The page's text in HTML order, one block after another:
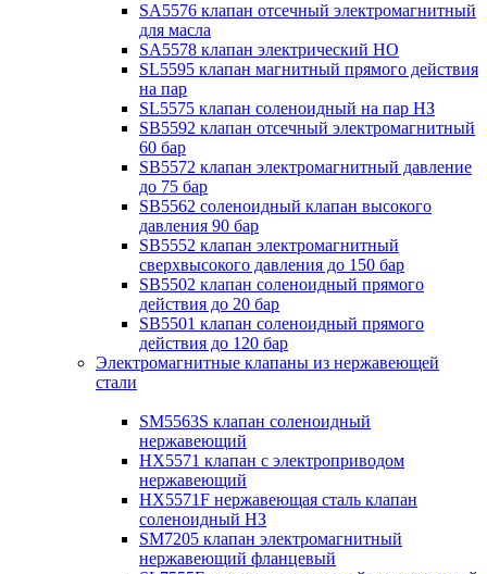
SA5576 клапан отсечный электромагнитный
для масла
SA5578 клапан электрический НО
SL5595 клапан магнитный прямого действия
на пар
SL5575 клапан соленоидный на пар НЗ
SB5592 клапан отсечный электромагнитный
60 бар
SB5572 клапан электромагнитный давление
до 75 бар
SB5562 соленоидный клапан высокого
давления 90 бар
SB5552 клапан электромагнитный
сверхвысокого давления до 150 бар
SB5502 клапан соленоидный прямого
действия до 20 бар
SB5501 клапан соленоидный прямого
действия до 120 бар
Электромагнитные клапаны из нержавеющей
стали
SM5563S клапан соленоидный
нержавеющий
HX5571 клапан с электроприводом
нержавеющий
HX5571F нержавеющая сталь клапан
соленоидный НЗ
SM7205 клапан электромагнитный
нержавеющий фланцевый